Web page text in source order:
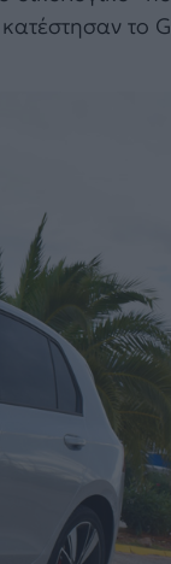
κατέστησαν το